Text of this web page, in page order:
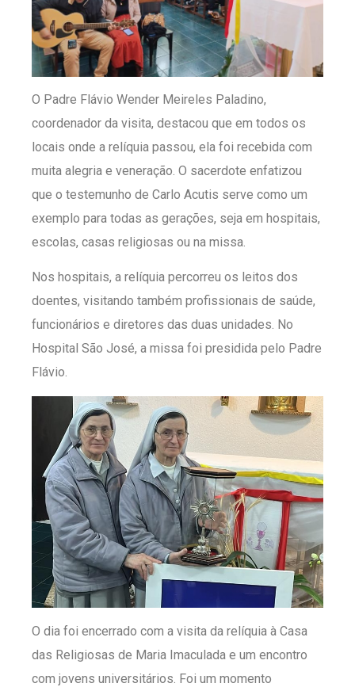
O Padre Flávio Wender Meireles Paladino,
coordenador da visita, destacou que em todos os
locais onde a relíquia passou, ela foi recebida com
muita alegria e veneração. O sacerdote enfatizou
que o testemunho de Carlo Acutis serve como um
exemplo para todas as gerações, seja em hospitais,
escolas, casas religiosas ou na missa.
Nos hospitais, a relíquia percorreu os leitos dos
doentes, visitando também profissionais de saúde,
funcionários e diretores das duas unidades. No
Hospital São José, a missa foi presidida pelo Padre
Flávio.
O dia foi encerrado com a visita da relíquia à Casa
das Religiosas de Maria Imaculada e um encontro
com jovens universitários. Foi um momento